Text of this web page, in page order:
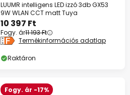
LUUMR intelligens LED izzó 3db GX53
9W WLAN CCT matt Tuya
10 397 Ft
Fogy. ár11 193 Ft
Termékinformációs adatlap
Raktáron
Fogy. ár -17%